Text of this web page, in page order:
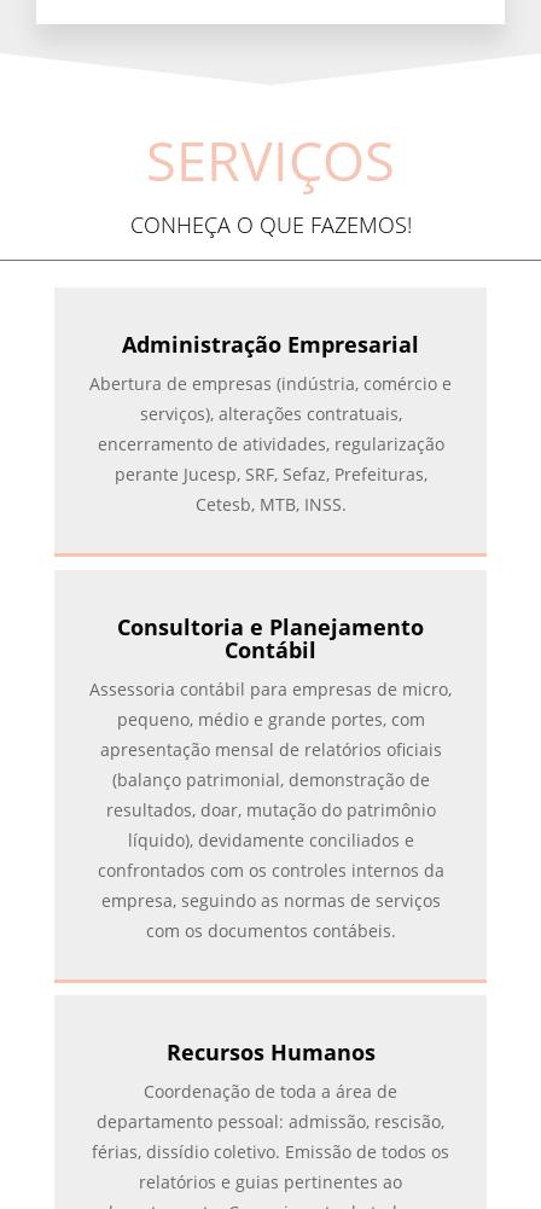
SERVIÇOS
CONHEÇA O QUE FAZEMOS!
Administração Empresarial
Abertura de empresas (indústria, comércio e
serviços), alterações contratuais,
encerramento de atividades, regularização
perante Jucesp, SRF, Sefaz, Prefeituras,
Cetesb, MTB, INSS.
Consultoria e Planejamento
Contábil
Assessoria contábil para empresas de micro,
pequeno, médio e grande portes, com
apresentação mensal de relatórios oficiais
(balanço patrimonial, demonstração de
resultados, doar, mutação do patrimônio
líquido), devidamente conciliados e
confrontados com os controles internos da
empresa, seguindo as normas de serviços
com os documentos contábeis.
Recursos Humanos
Coordenação de toda a área de
departamento pessoal: admissão, rescisão,
férias, dissídio coletivo. Emissão de todos os
relatórios e guias pertinentes ao